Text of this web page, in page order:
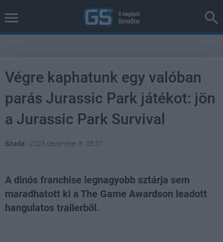
Végre kaphatunk egy valóban
parás Jurassic Park játékot: jön
a Jurassic Park Survival
Szada | 2023 december 8. 03:31
A dinós franchise legnagyobb sztárja sem
maradhatott ki a The Game Awardson leadott
hangulatos trailerből.